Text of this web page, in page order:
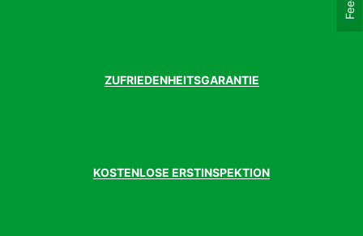
ZUFRIEDENHEITSGARANTIE
KOSTENLOSE ERSTINSPEKTION